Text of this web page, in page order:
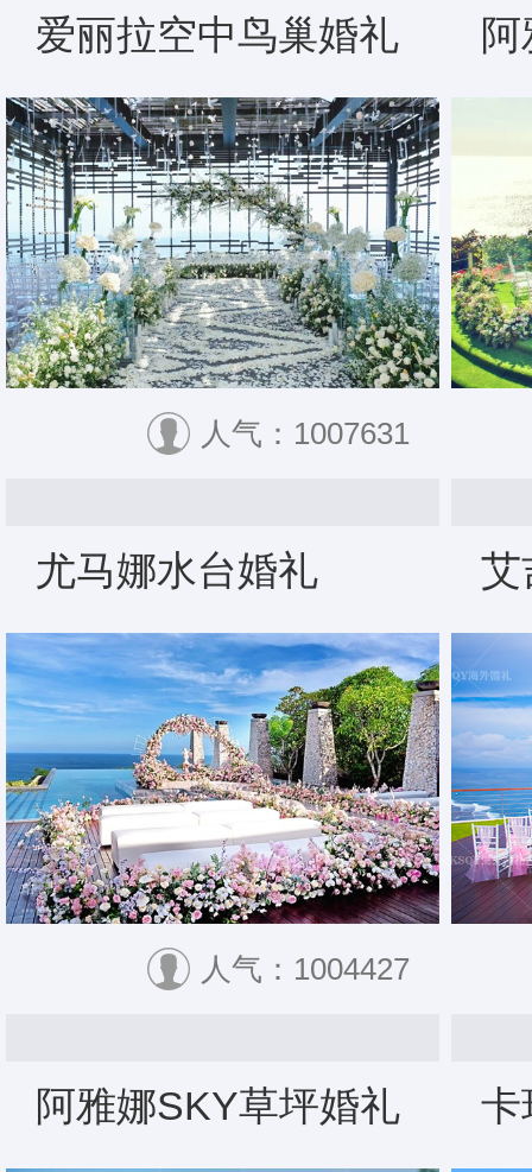
爱丽拉空中鸟巢婚礼
人气：1007631
尤马娜水台婚礼
人气：1004427
艾
阿雅娜SKY草坪婚礼 卡